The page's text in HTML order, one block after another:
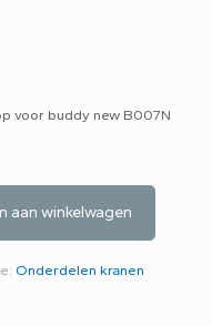
voor buddy new B007N
aan winkelwagen
Onderdelen kranen